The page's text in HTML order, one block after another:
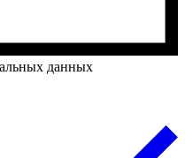
данных